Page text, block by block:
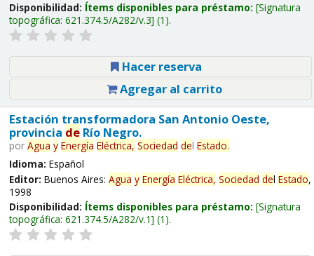
Disponibilidad: Ítems disponibles para préstamo: Signatura
topográfica: 621.374.5/A282/v.3 (1).
Hacer reserva
Agregar al carrito
Estación transformadora San Antonio Oeste,
provincia deRío Negro.
por Agua y Energía Eléctrica, Sociedad del Estado.
Idioma: Español
Editor: Buenos Aires: Agua y Energía Eléctrica, Sociedad del Estado,
1998
Disponibilidad: Ítems disponibles para préstamo: Signatura
topográfica: 621.374.5/A282/v.1 (1).